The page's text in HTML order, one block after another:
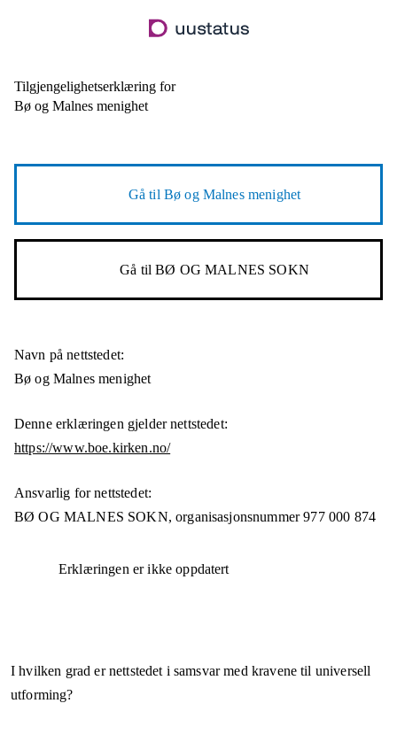
til
Tilgjengelighetserklæring for
Bø og Malnes menighet
Gå til Bø og Malnes menighet
Gå tilBØ OG MALNES SOKN
Navn på nettstedet:
Bø og Malnes menighet
Denne erklæringen gjelder nettstedet:
https://www.boe.kirken.no/
Ansvarlig for nettstedet:
BØ OG MALNES SOKN,organisasjonsnummer 977 000 874
Erklæringen er ikke oppdatert
I hvilken grad er nettstedet i samsvar med kravene til universell
utforming?